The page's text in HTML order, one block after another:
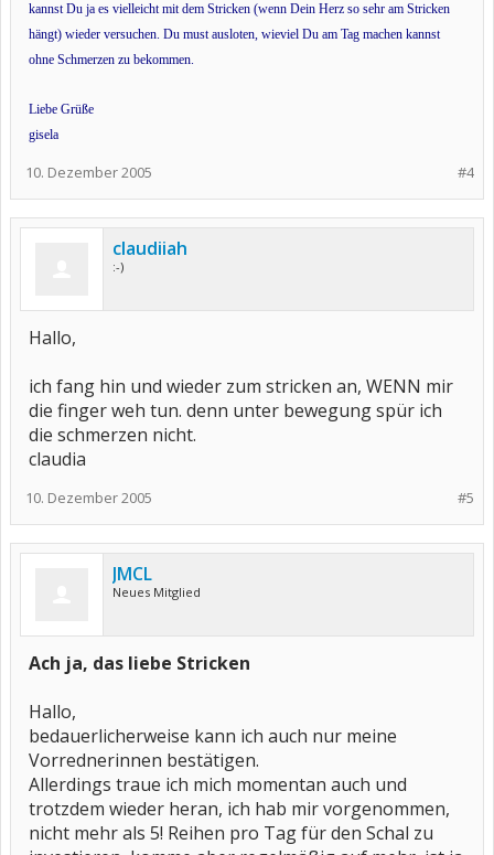
kannst Du ja es vielleicht mit dem Stricken (wenn Dein Herz so sehr am Stricken
hängt) wieder versuchen. Du must ausloten, wieviel Du am Tag machen kannst
ohne Schmerzen zu bekommen.
Liebe Grüße
gisela
#4
10. Dezember 2005
claudiiah
:-)
Hallo,
ich fang hin und wieder zum stricken an, WENN mir
die finger weh tun. denn unter bewegung spür ich
die schmerzen nicht.
claudia
#5
10. Dezember 2005
JMCL
Neues Mitglied
Ach ja, das liebe Stricken
Hallo,
bedauerlicherweise kann ich auch nur meine
Vorrednerinnen bestätigen.
Allerdings traue ich mich momentan auch und
trotzdem wieder heran, ich hab mir vorgenommen,
nicht mehr als 5! Reihen pro Tag für den Schal zu